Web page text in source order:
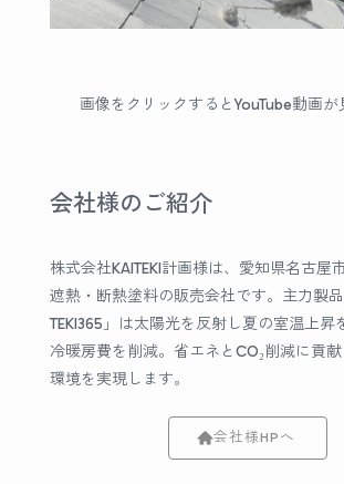
画像をクリックするとYouTube動画が
会社様のご紹介
株式会社KAITEKI計画様は、愛知県名古屋
遮熱・断熱塗料の販売会社です。主力製品
TEKI365」は太陽光を反射し夏の室温上昇
冷暖房費を削減。省エネとCO₂削減に貢
環境を実現します。
会社様HPへ